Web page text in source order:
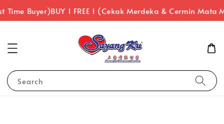
Time Buyer)BUY 1 FREE 1 (Cekak Merdeka & Cermin Mata
Search